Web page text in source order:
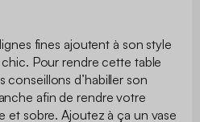
fines ajoutent à son style
Pour rendre cette table
conseillons d’habiller son
afin de rendre votre
et sobre. Ajoutez à ça un vase